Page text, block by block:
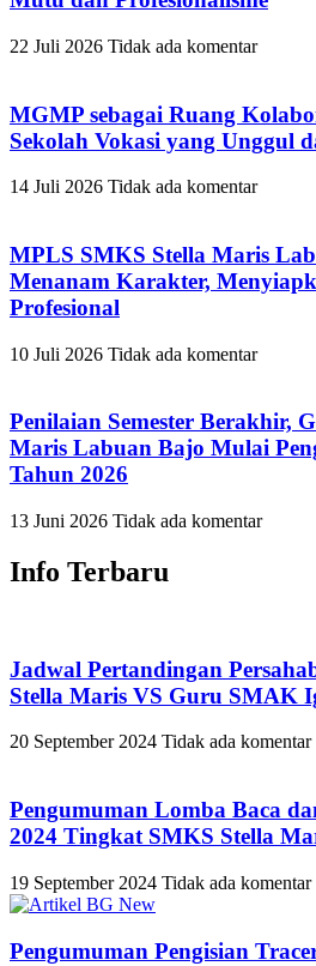
22 Juli 2026 Tidak ada komentar
MGMP sebagai Ruang
Sekolah Vokasi yang Unggul
14 Juli 2026 Tidak ada komentar
MPLS SMKS Stella Maris
Menanam Karakter,
Profesional
10 Juli 2026 Tidak ada komentar
Penilaian Semester Berakhir,
Maris Labuan Bajo Mulai
Tahun 2026
13 Juni 2026 Tidak ada komentar
Info Terbaru
Jadwal Pertandingan
Stella Maris VS Guru SMAK
20 September 2024 Tidak ada komentar
Pengumuman Lomba Baca
2024 Tingkat SMKS Stella
19 September 2024 Tidak ada komentar
Pengumuman Pengisian